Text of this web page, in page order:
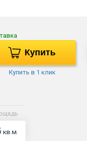
Купить
Купить в 1 клик
кв.м.